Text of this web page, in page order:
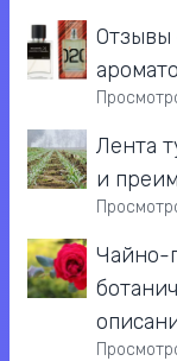
Отзывы
Лента
и
Чайно-